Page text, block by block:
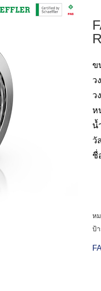
ข
ว
ว
ห
น้
วั
ชื่
ห
ป้